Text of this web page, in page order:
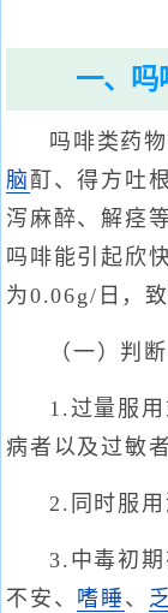
一、吗
吗啡类药
脑 酊、得方吐
泻麻醉、解痉
吗啡能引起欣
为0.06g/日，
（一）判断
1.过量服
病者以及过敏
2.同时服用
3.中毒初期
不安、 嗜睡、